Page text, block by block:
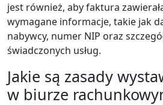
jest również, aby faktura
wymagane informacje, takie jak
nabywcy, numer NIP oraz
świadczonych usług.
Jakie są zasady
w biurze